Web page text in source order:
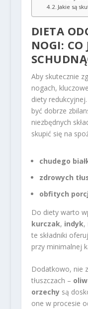
Jakie są
DIETA
NOGI: CO
Aby skutecznie
nogach,
diety
być dobrze
niezbędnych
skupić się na
chudego
zdrowych
obfitych
Do diety warto
kurczak, indyk,
te składniki
przy minimalnej
Dodatkowo, nie
tłuszczach –
orzechysą
one w procesie